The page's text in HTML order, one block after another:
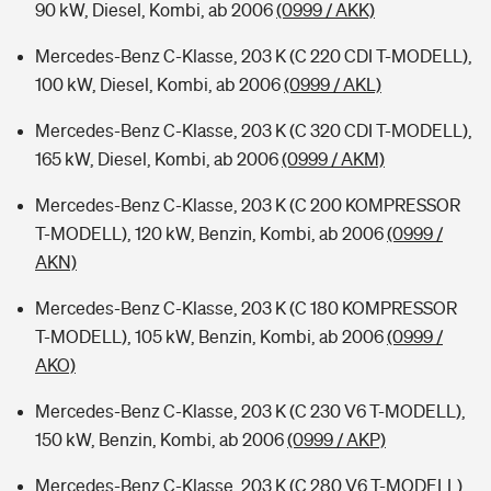
90 kW, Diesel, Kombi, ab 2006(0999 / AKK)
Mercedes-Benz C-Klasse, 203 K (C 220 CDI T-MODELL),
100 kW, Diesel, Kombi, ab 2006(0999 / AKL)
Mercedes-Benz C-Klasse, 203 K (C 320 CDI T-MODELL),
165 kW, Diesel, Kombi, ab 2006(0999 / AKM)
Mercedes-Benz C-Klasse, 203 K (C 200 KOMPRESSOR
T-MODELL), 120 kW, Benzin, Kombi, ab 2006(0999 /
AKN)
Mercedes-Benz C-Klasse, 203 K (C 180 KOMPRESSOR
T-MODELL), 105 kW, Benzin, Kombi, ab 2006(0999 /
AKO)
Mercedes-Benz C-Klasse, 203 K (C 230 V6 T-MODELL),
150 kW, Benzin, Kombi, ab 2006(0999 / AKP)
Mercedes-Benz C-Klasse, 203 K (C 280 V6 T-MODELL),